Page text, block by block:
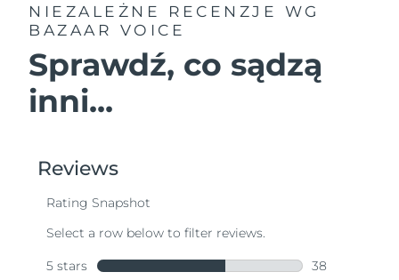
NIEZALEŻNE RECENZJE
WG
BAZAAR VOICE
Sprawdź, co sądzą
inni...